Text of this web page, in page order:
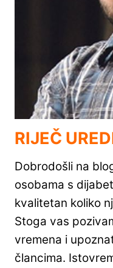
RIJEČ
Dobrodošli na
osobama s
kvalitetan koliko
Stoga vas
vremena i
člancima.